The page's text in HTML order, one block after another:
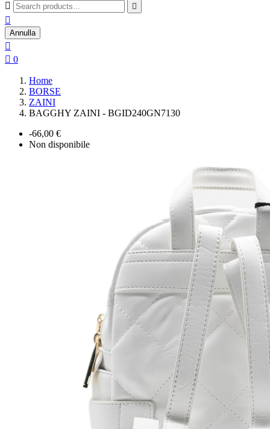
 

Annulla

 0
Home
BORSE
ZAINI
BAGGHY ZAINI - BGID240GN7130
-66,00 €
Non disponibile